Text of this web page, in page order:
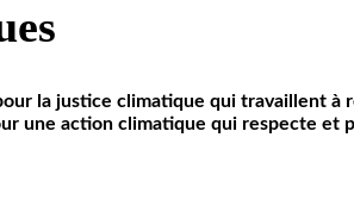
la justice climatique qui travaillent
une action climatique qui respecte et